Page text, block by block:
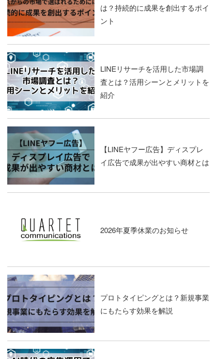
は？持続的に成果を創出するポイ
ント
LINEリサーチを活用した市場調
査とは？活用シーンとメリットを
紹介
【LINEヤフー広告】ディスプレ
イ広告で成果が出やすい商材とは
2026年夏季休業のお知らせ
プロトタイピングとは？新規事業
にもたらす効果を解説